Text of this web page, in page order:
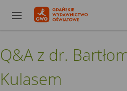
Q&A z dr.
Kulasem